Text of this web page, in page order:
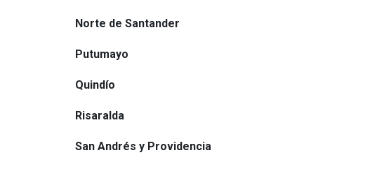
Norte de Santander
Putumayo
Quindío
Risaralda
San Andrés y Providencia